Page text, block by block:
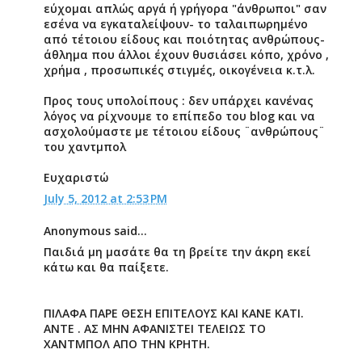
εύχομαι απλώς αργά ή γρήγορα "άνθρωποι" σαν
εσένα να εγκαταλείψουν- το ταλαιπωρημένο
από τέτοιου είδους και ποιότητας ανθρώπους-
άθλημα που άλλοι έχουν θυσιάσει κόπο, χρόνο ,
χρήμα , προσωπικές στιγμές, οικογένεια κ.τ.λ.
Προς τους υπολοίπους : δεν υπάρχει κανένας
λόγος να ρίχνουμε το επίπεδο του blog και να
ασχολούμαστε με τέτοιου είδους ¨ανθρώπους¨
του χαντμπολ
Ευχαριστώ
July 5, 2012 at 2:53 PM
Anonymous said...
Παιδιά μη μασάτε θα τη βρείτε την άκρη εκεί
κάτω και θα παίξετε.
ΠΙΛΑΦΑ ΠΑΡΕ ΘΕΣΗ ΕΠΙΤΕΛΟΥΣ ΚΑΙ ΚΑΝΕ ΚΑΤΙ.
ΑΝΤΕ . ΑΣ ΜΗΝ ΑΦΑΝΙΣΤΕΙ ΤΕΛΕΙΩΣ ΤΟ
ΧΑΝΤΜΠΟΛ ΑΠΟ ΤΗΝ ΚΡΗΤΗ.